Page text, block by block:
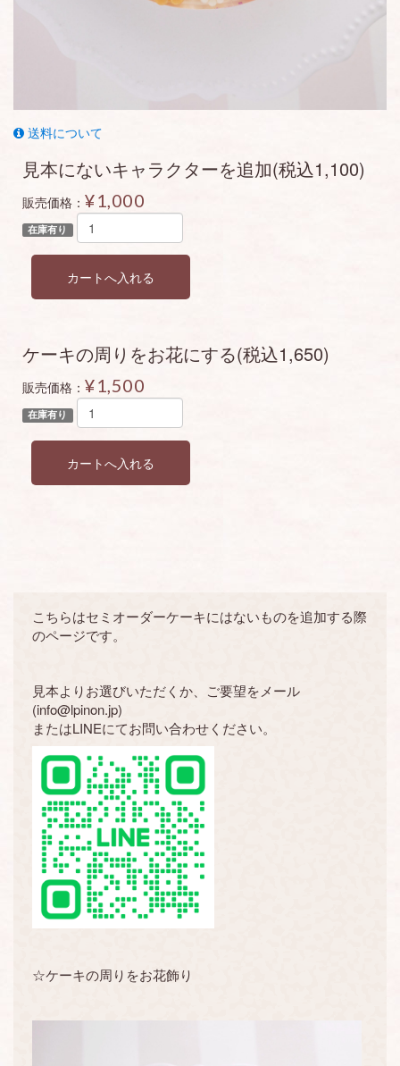
送料について
見本にないキャラクターを追加(税込1,100)
販売価格： ¥1,000
在庫有り
ケーキの周りをお花にする(税込1,650)
販売価格： ¥1,500
在庫有り
こちらはセミオーダーケーキにはないものを追加する際
のページです。
見本よりお選びいただくか、ご要望をメール
(info@lpinon.jp)
またはLINEにてお問い合わせください。
☆ケーキの周りをお花飾り